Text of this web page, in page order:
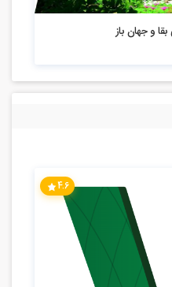
و جهان باز
4.6